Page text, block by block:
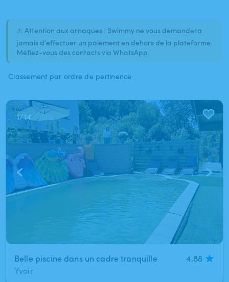
⚠️ Attention aux arnaques : Swimmy ne vous demandera
jamais d'effectuer un paiement en dehors de la plateforme.
Méfiez-vous des contacts via WhatsApp.
Classement par ordre de pertinence
1/14
Belle piscine dans un cadre tranquille
4.88
Yvoir